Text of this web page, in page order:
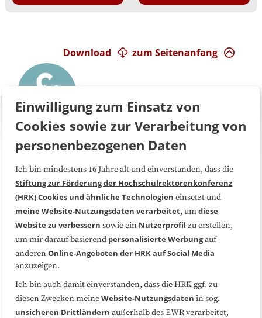
zum Seitenanfang
Download
Über uns FAQ
Medienarbeit Kooperationen
Datenschutzerklärung Impressum
Sitemap
Folgen Sie uns
Einwilligung zum Einsatz von
Cookies sowie zur Verarbeitung von
personenbezogenen Daten
Ich bin mindestens 16 Jahre alt und einverstanden, dass die
Stiftung zur Förderung der Hochschulrektorenkonferenz
(HRK)Cookies und ähnliche Technologien einsetzt und
meine Website-Nutzungsdaten verarbeitet, umdiese
Website zu verbessern sowie ein Nutzerprofil zu erstellen,
um mir darauf basierend personalisierte Werbungauf
anderenOnline-Angeboten der HRK auf Social Media
anzuzeigen.
Ich bin auch damit einverstanden, dass die HRK ggf. zu
diesen Zwecken meineWebsite-Nutzungsdaten in sog.
unsicheren Drittländern außerhalb des EWR verarbeitet,